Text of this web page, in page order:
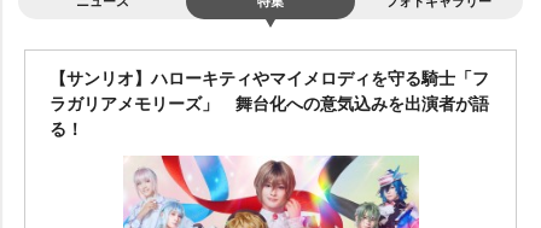
【サンリオ】ハローキティやマイメロディを守る騎士「フ
ラガリアメモリーズ」 舞台化への意気込みを出演者が語
る！